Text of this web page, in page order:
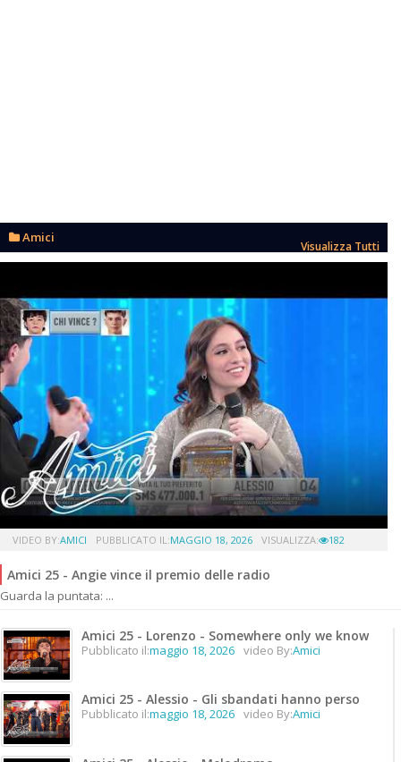
Amici
Visualizza Tutti
VIDEO BY:AMICI PUBBLICATO IL:MAGGIO 18, 2026 VISUALIZZA: 182
Amici 25 - Angie vince il premio delle radio
Guarda la puntata: ...
Amici 25 - Lorenzo - Somewhere only we know
Pubblicato il:maggio 18, 2026 video By:Amici
Amici 25 - Alessio - Gli sbandati hanno perso
Pubblicato il:maggio 18, 2026 video By:Amici